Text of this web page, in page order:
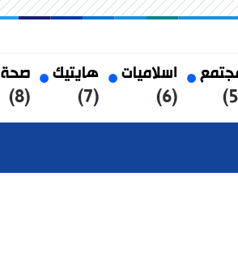
اسلاميات
(6)
هايتيك
(7)
صحة
(8)